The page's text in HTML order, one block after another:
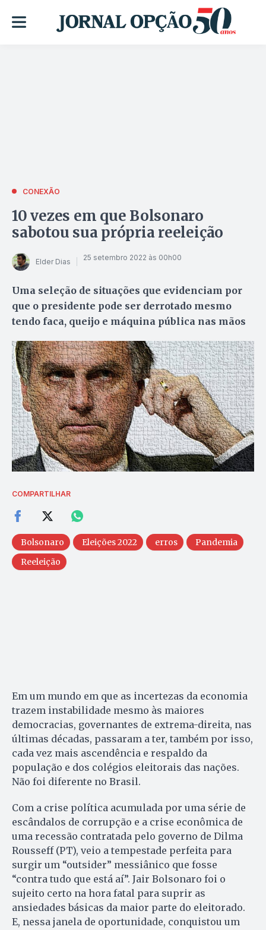
CONEXÃO
10 vezes em que Bolsonaro
sabotou sua própria reeleição
Elder Dias 25 setembro 2022 às 00h00
Uma seleção de situações que evidenciam por
que o presidente pode ser derrotado mesmo
tendo faca, queijo e máquina pública nas mãos
COMPARTILHAR
Bolsonaro Eleições 2022 erros
Pandemia
Reeleição
Em um mundo em que as incertezas da economia
trazem instabilidade mesmo às maiores
democracias, governantes de extrema-direita, nas
últimas décadas, passaram a ter, também por isso,
cada vez mais ascendência e respaldo da
população e dos colégios eleitorais das nações.
Não foi diferente no Brasil.
Com a crise política acumulada por uma série de
escândalos de corrupção e a crise econômica de
uma recessão contratada pelo governo de Dilma
Rousseff (PT), veio a tempestade perfeita para
surgir um “outsider” messiânico que fosse
“contra tudo que está aí”. Jair Bolsonaro foi o
sujeito certo na hora fatal para suprir as
ansiedades básicas da maior parte do eleitorado.
E, nessa janela de oportunidade, conquistou um